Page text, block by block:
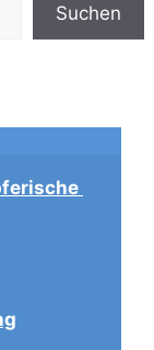
Suchen